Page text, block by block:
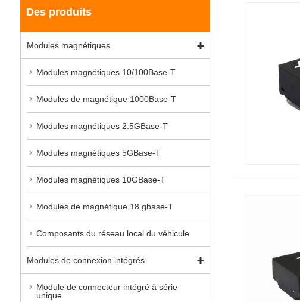
Des produits
Modules magnétiques
Modules magnétiques 10/100Base-T
Modules de magnétique 1000Base-T
Modules magnétiques 2.5GBase-T
Modules magnétiques 5GBase-T
Modules magnétiques 10GBase-T
Modules de magnétique 18 gbase-T
Composants du réseau local du véhicule
Modules de connexion intégrés
Module de connecteur intégré à série
unique